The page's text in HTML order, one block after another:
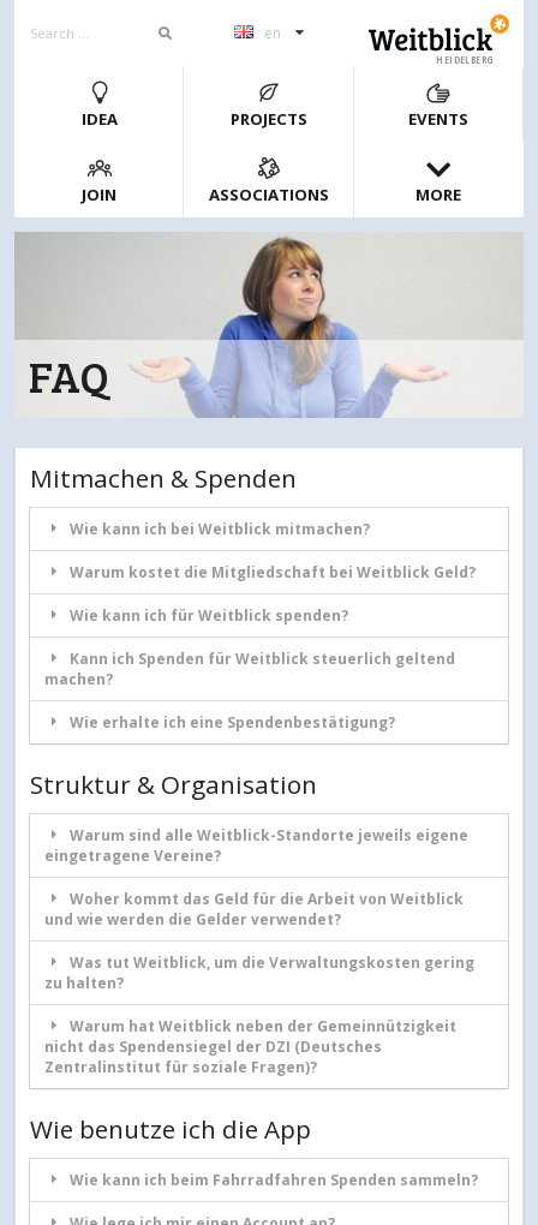
en
HEIDELBERG
IDEA PROJECTS EVENTS
JOIN ASSOCIATIONS MORE
FAQ
Mitmachen & Spenden
Wie kann ich bei Weitblick mitmachen?
Warum kostet die Mitgliedschaft bei Weitblick Geld?
Wie kann ich für Weitblick spenden?
Kann ich Spenden für Weitblick steuerlich geltend
machen?
Wie erhalte ich eine Spendenbestätigung?
Struktur & Organisation
Warum sind alle Weitblick-Standorte jeweils eigene
eingetragene Vereine?
Woher kommt das Geld für die Arbeit von Weitblick
und wie werden die Gelder verwendet?
Was tut Weitblick, um die Verwaltungskosten gering
zu halten?
Warum hat Weitblick neben der Gemeinnützigkeit
nicht das Spendensiegel der DZI (Deutsches
Zentralinstitut für soziale Fragen)?
Wie benutze ich die App
Wie kann ich beim Fahrradfahren Spenden sammeln?